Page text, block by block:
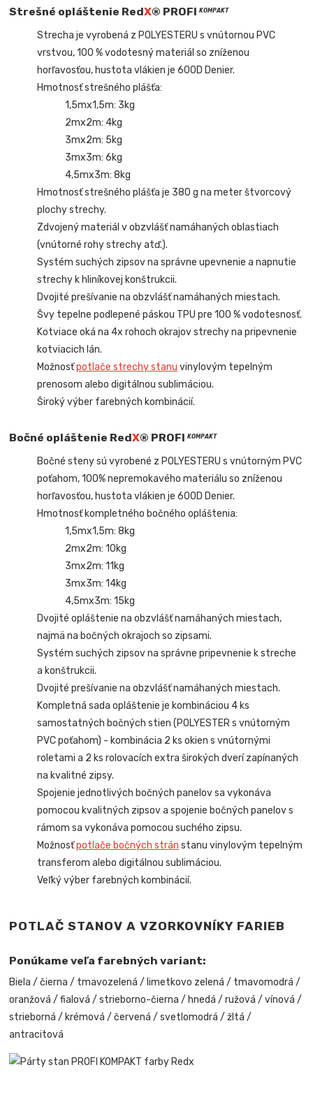
Strešné opláštenie RedX® PROFIKOMPAKT
Strecha je vyrobená z POLYESTERU s vnútornou PVC
vrstvou, 100 % vodotesný materiál so zníženou
horľavosťou, hustota vlákien je 600D Denier.
Hmotnosť strešného plášťa:
1,5mx1,5m: 3kg
2mx2m: 4kg
3mx2m: 5kg
3mx3m: 6kg
4,5mx3m: 8kg
Hmotnosť strešného plášťa je 380 g na meter štvorcový
plochy strechy.
Zdvojený materiál v obzvlášť namáhaných oblastiach
(vnútorné rohy strechy atď.).
Systém suchých zipsov na správne upevnenie a napnutie
strechy k hliníkovej konštrukcii.
Dvojité prešívanie na obzvlášť namáhaných miestach.
Švy tepelne podlepené páskou TPU pre 100 % vodotesnosť.
Kotviace oká na 4x rohoch okrajov strechy na pripevnenie
kotviacich lán.
Možnosťpotlače strechy stanu vinylovým tepelným
prenosom alebo digitálnou sublimáciou.
Široký výber farebných kombinácií.
Bočné opláštenie RedX® PROFIKOMPAKT
Bočné steny sú vyrobené z POLYESTERU s vnútorným PVC
poťahom, 100% nepremokavého materiálu so zníženou
horľavosťou, hustota vlákien je 600D Denier.
Hmotnosť kompletného bočného opláštenia:
1,5mx1,5m: 8kg
2mx2m: 10kg
3mx2m: 11kg
3mx3m: 14kg
4,5mx3m: 15kg
Dvojité opláštenie na obzvlášť namáhaných miestach,
najmä na bočných okrajoch so zipsami.
Systém suchých zipsov na správne pripevnenie k streche
a konštrukcii.
Dvojité prešívanie na obzvlášť namáhaných miestach.
Kompletná sada opláštenie je kombináciou 4 ks
samostatných bočných stien (POLYESTER s vnútorným
PVC poťahom) - kombinácia 2 ks okien s vnútornými
roletami a 2 ks rolovacích extra širokých dverí zapínaných
na kvalitné zipsy.
Spojenie jednotlivých bočných panelov sa vykonáva
pomocou kvalitných zipsov a spojenie bočných panelov s
rámom sa vykonáva pomocou suchého zipsu.
Možnosťpotlače bočných strán stanu vinylovým tepelným
transferom alebo digitálnou sublimáciou.
Veľký výber farebných kombinácií.
POTLAČ STANOV A VZORKOVNÍKY FARIEB
Ponúkame veľa farebných variant:
Biela / čierna / tmavozelená / limetkovo zelená / tmavomodrá /
oranžová / fialová / strieborno-čierna / hnedá / ružová / vínová /
strieborná / krémová / červená / svetlomodrá / žltá /
antracitová